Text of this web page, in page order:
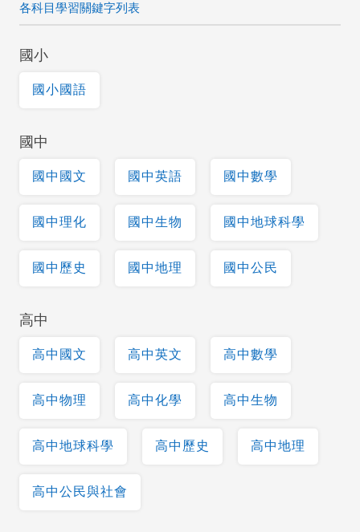
各科目學習關鍵字列表
國小
國小國語
國中
國中國文 國中英語 國中數學
國中理化 國中生物 國中地球科學
國中歷史 國中地理 國中公民
高中
高中國文 高中英文 高中數學
高中物理 高中化學 高中生物
高中地球科學 高中歷史 高中地理
高中公民與社會